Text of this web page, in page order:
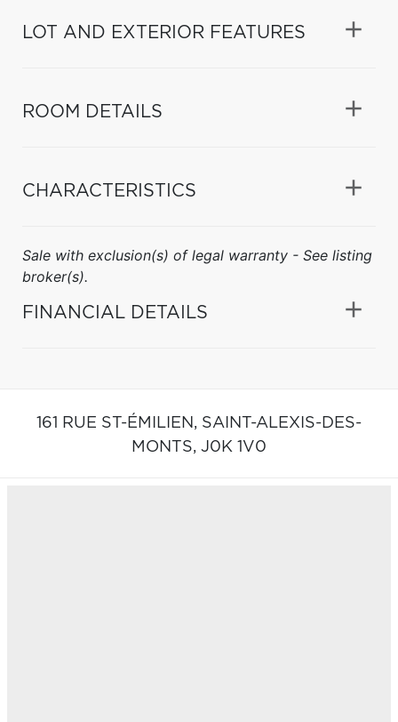
LOT AND EXTERIOR FEATURES
ROOM DETAILS
CHARACTERISTICS
Sale with exclusion(s) of legal warranty - See listing
broker(s).
FINANCIAL DETAILS
161 RUE ST-ÉMILIEN, SAINT-ALEXIS-DES-
MONTS, J0K 1V0